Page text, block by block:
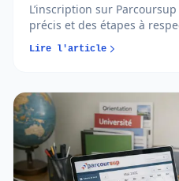
L’inscription sur
précis et des étapes à
vous avancez plus
Lire l'article